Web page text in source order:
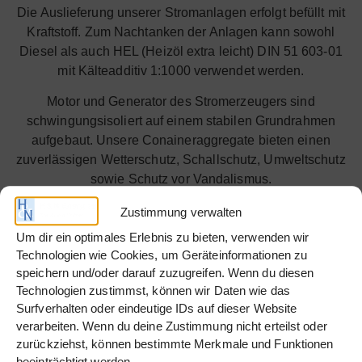
Zustimmung verwalten
Um dir ein optimales Erlebnis zu bieten, verwenden wir
Technologien wie Cookies, um Geräteinformationen zu
speichern und/oder darauf zuzugreifen. Wenn du diesen
Technologien zustimmst, können wir Daten wie das
Surfverhalten oder eindeutige IDs auf dieser Website
verarbeiten. Wenn du deine Zustimmung nicht erteilst oder
zurückziehst, können bestimmte Merkmale und Funktionen
Die Auslieferung unserer Stromanlagen erfolgt befüllt mit
Kraftstoff. Zum Nachtanken der Anlagen kann sowohl
Diesel als auch HEL (Heizöl extra leicht) DIN 51 603-01
mit Kälteadditiv 1:1000 verwendet werden.
Motor und Generator des Stromerzeugers sind
schwingungsisoliert auf einem stabilen Grundrahmen
aufgebaut. Unsere Conaineraggregate bieten einen
zuverlässigen Wetterschutz, Schallschutz, Umweltschutz
sowie Schutz vor Vandalismus.
Der Aufbau des Aggregates besteht aus einem robusten
Container mit einer geschlossenen Auffangwanne.
Mehrere, abschließbare Türen an den Längsseiten des
Containers gewährleisten eine leichte Zugänglichkeit für
Wartung / Service.
Die Steuerung des Stromerzeugers ist in einem
Aggregateschaltschrank eingebaut und ausgelegt für
den manuellen Start. Optionsmöglichkeiten für den